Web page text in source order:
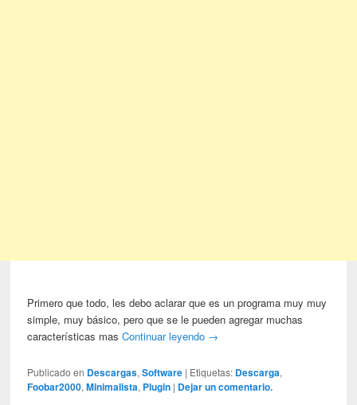
Primero que todo, les debo aclarar que es un programa muy muy
simple, muy básico, pero que se le pueden agregar muchas
características masContinuar leyendo →
Publicado en Descargas,Software | Etiquetas: Descarga,
Foobar2000,Minimalista, Plugin | Dejar un comentario.